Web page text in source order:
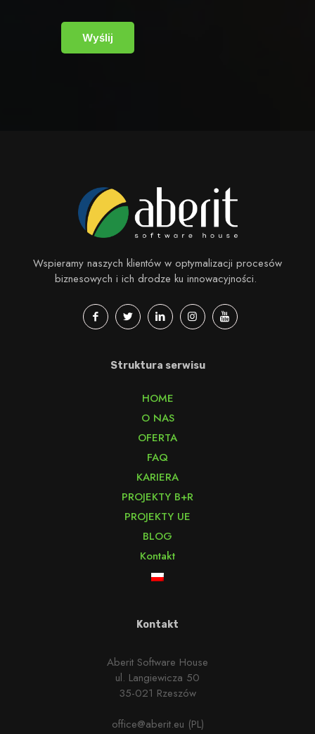
Wspieramy naszych klientów w optymalizacji procesów
biznesowych i ich drodze ku innowacyjności.
Struktura serwisu
HOME
O NAS
OFERTA
FAQ
KARIERA
PROJEKTY B+R
PROJEKTY UE
BLOG
Kontakt
Kontakt
Aberit Software House
ul. Langiewicza 50
35-021 Rzeszów
office@aberit.eu (PL)